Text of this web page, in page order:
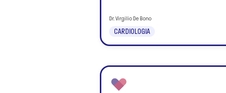
CARDIOLOGIA
Dr. Virgilio De Bono